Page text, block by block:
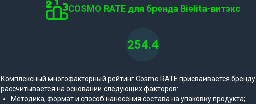
COSMO RATE для бренда Bielita-витэкс
254.4
Комплексный многофакторный рейтинг Cosmo RATE присваивается бренду
рассчитывается на основании следующих факторов:
Методика, формат и способ нанесения состава на упаковку продукта;